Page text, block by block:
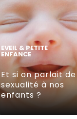
EVEIL & PETITE
ENFANCE
Et si on parlait de
sexualité à nos
enfants ?